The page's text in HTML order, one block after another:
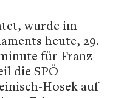
wurde im
heute, 29.
für Franz
die SPÖ-
Hosek auf